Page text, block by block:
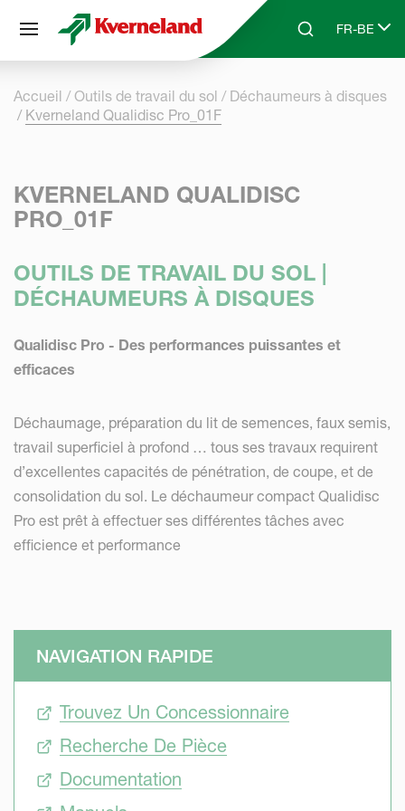
Skip to main content
SearchFR-BE
Select
Accueil Outils de travail du sol
Déchaumeurs à disques
Kverneland Qualidisc Pro_01F
KVERNELAND QUALIDISC
PRO_01F
OUTILS DE TRAVAIL DU SOL |
DÉCHAUMEURS À DISQUES
Qualidisc Pro - Des performances puissantes et
efficaces
Déchaumage, préparation du lit de semences, faux semis,
travail superficiel à profond … tous ses travaux requirent
d’excellentes capacités de pénétration, de coupe, et de
consolidation du sol. Le déchaumeur compact Qualidisc
Pro est prêt à effectuer ses différentes tâches avec
efficience et performance
NAVIGATION RAPIDE
Trouvez Un Concessionnaire
Recherche De Pièce
Documentation
Panneau de gestion des cookies